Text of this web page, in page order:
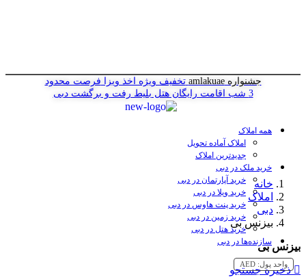
جشنواره amlakuae تخفیف ویژه اخذ ویزا فرصت محدود
3 شب اقامت رایگان هتل
بلیط رفت و برگشت دبی
همه املاک
املاک آماده تحویل
جدیدترین املاک
خرید ملک در دبی
خرید آپارتمان در دبی
خرید ویلا در دبی
خرید پنت هاوس در دبی
خرید زمین در دبی
خرید هتل در دبی
سازنده‌ها در دبی
واحد پول: AED
خانه
املاک
دبی
بیزنس بی
بیزنس بی
ذخیره جستجو